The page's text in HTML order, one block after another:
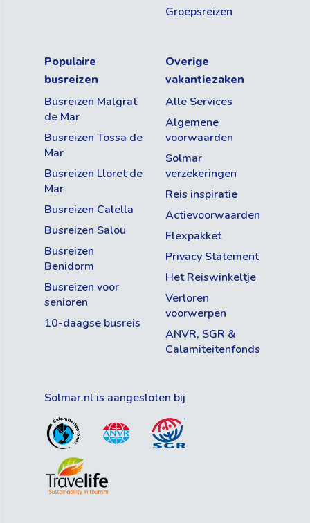
Groepsreizen
Populaire
busreizen
Busreizen Malgrat
de Mar
Busreizen Tossa de
Mar
Busreizen Lloret de
Mar
Busreizen Calella
Busreizen Salou
Busreizen
Benidorm
Busreizen voor
senioren
10-daagse busreis
Overige
vakantiezaken
Alle Services
Algemene
voorwaarden
Solmar
verzekeringen
Reis inspiratie
Actievoorwaarden
Flexpakket
Privacy Statement
Het Reiswinkeltje
Verloren
voorwerpen
ANVR, SGR &
Calamiteitenfonds
Solmar.nl is aangesloten bij